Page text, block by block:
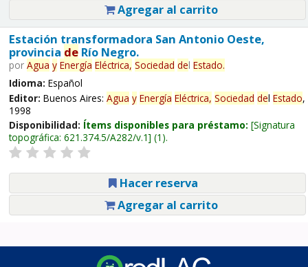
Agregar al carrito
Estación transformadora San Antonio Oeste,
provincia deRío Negro.
por Agua y Energía Eléctrica, Sociedad del Estado.
Idioma: Español
Editor: Buenos Aires: Agua y Energía Eléctrica, Sociedad del Estado,
1998
Disponibilidad: Ítems disponibles para préstamo: Signatura
topográfica: 621.374.5/A282/v.1 (1).
Hacer reserva
Agregar al carrito